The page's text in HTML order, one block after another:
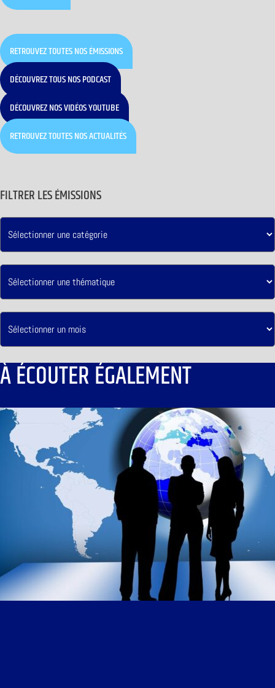
RETROUVEZ TOUTES NOS ÉMISSIONS
DÉCOUVREZ TOUS NOS PODCAST
DÉCOUVREZ NOS VIDÉOS YOUTUBE
RETROUVEZ TOUTES NOS ACTUALITÉS
FILTRER LES ÉMISSIONS
À ÉCOUTER ÉGALEMENT